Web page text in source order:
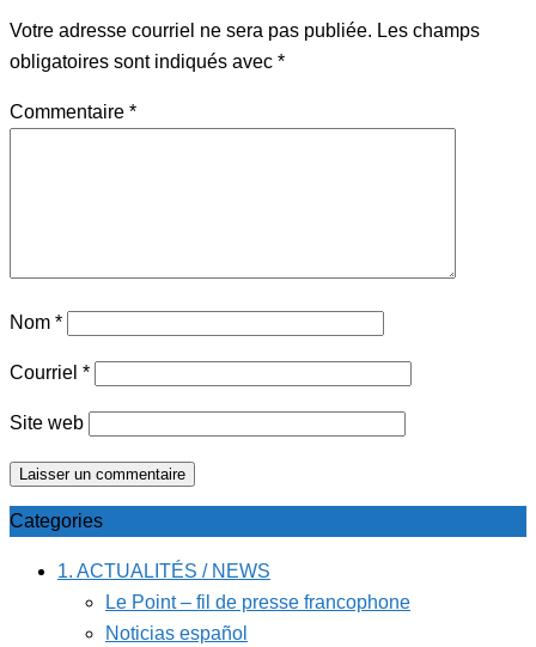
Votre adresse courriel ne sera pas publiée. Les champs
obligatoires sont indiqués avec *
Commentaire *
Nom *
Courriel *
Site web
Categories
1. ACTUALITÉS / NEWS
Le Point – fil de presse francophone
Noticias español